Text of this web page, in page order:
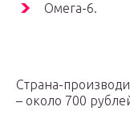
Омега-6.
Страна-
– около 700